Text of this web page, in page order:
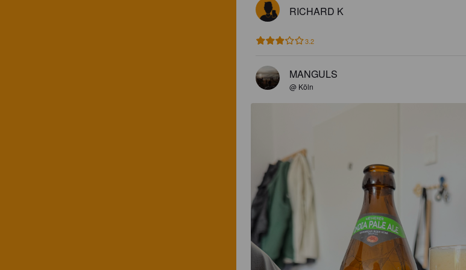
RICHARD K
3.2
MANGULS
@ Köln